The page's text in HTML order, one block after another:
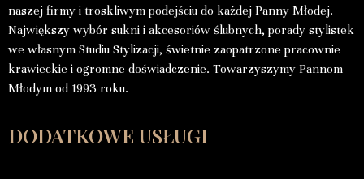
naszej firmy i troskliwym podejściu do każdej Panny Młodej.
Największy wybór sukni i akcesoriów ślubnych, porady stylistek
we własnym Studiu Stylizacji, świetnie zaopatrzone pracownie
krawieckie i ogromne doświadczenie. Towarzyszymy Pannom
Młodym od 1993 roku.
DODATKOWE USŁUGI